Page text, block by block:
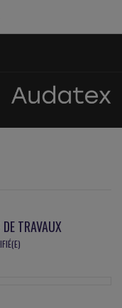
TRAVAUX